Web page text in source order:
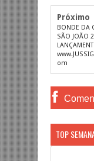
Próximo
BONDE DA
SÃO JOÃO
om
TOP